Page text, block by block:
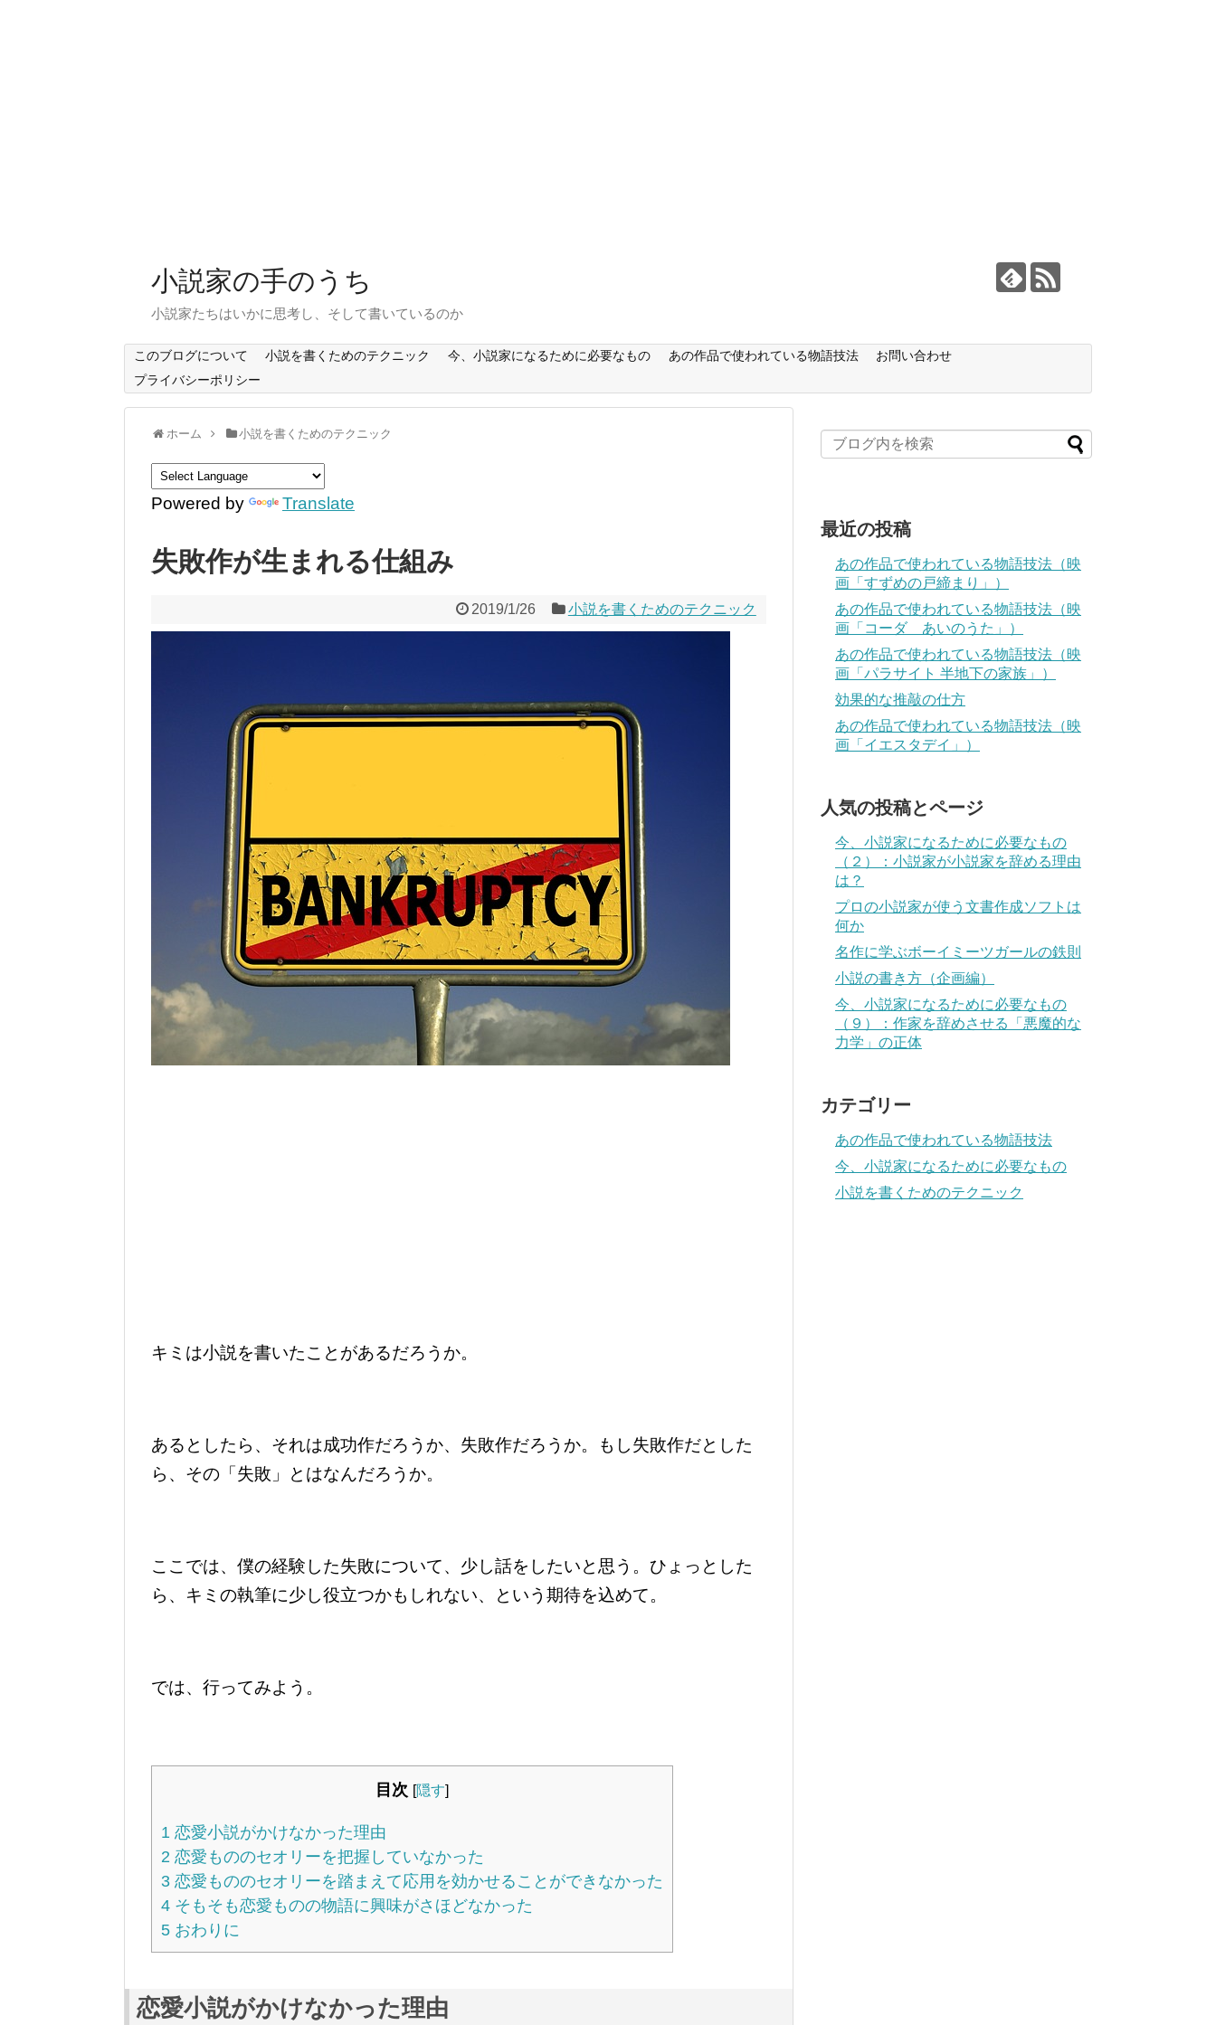
小説家の手のうち
小説家たちはいかに思考し、そして書いているのか
このブログについて 小説を書くためのテクニック 今、小説家になるために必要なもの あの作品で使われている物語技法
お問い合わせ
プライバシーポリシー
ホーム 小説を書くためのテクニック
Powered by Translate
失敗作が生まれる仕組み
2019/1/26 小説を書くためのテクニック
キミは小説を書いたことがあるだろうか。
あるとしたら、それは成功作だろうか、失敗作だろうか。もし失敗作だとした
ら、その「失敗」とはなんだろうか。
ここでは、僕の経験した失敗について、少し話をしたいと思う。ひょっとした
ら、キミの執筆に少し役立つかもしれない、という期待を込めて。
では、行ってみよう。
目次 [隠す]
1 恋愛小説がかけなかった理由
2 恋愛もののセオリーを把握していなかった
3 恋愛もののセオリーを踏まえて応用を効かせることができなかった
4 そもそも恋愛ものの物語に興味がさほどなかった
5 おわりに
恋愛小説がかけなかった理由
最近の投稿
あの作品で使われている物語技法（映
画「すずめの戸締まり」）
あの作品で使われている物語技法（映
画「コーダ あいのうた」）
あの作品で使われている物語技法（映
画「パラサイト 半地下の家族」）
効果的な推敲の仕方
あの作品で使われている物語技法（映
画「イエスタデイ」）
人気の投稿とページ
今、小説家になるために必要なもの
（２）：小説家が小説家を辞める理由
は？
プロの小説家が使う文書作成ソフトは
何か
名作に学ぶボーイミーツガールの鉄則
小説の書き方（企画編）
今、小説家になるために必要なもの
（９）：作家を辞めさせる「悪魔的な
力学」の正体
カテゴリー
あの作品で使われている物語技法
今、小説家になるために必要なもの
小説を書くためのテクニック